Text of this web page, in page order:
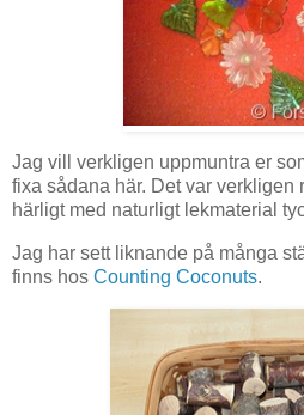
Jag vill verkligen uppmuntra er
fixa sådana här. Det var verkligen
härligt med naturligt lekmaterial
Jag har sett liknande på många
finns hos Counting Coconuts.